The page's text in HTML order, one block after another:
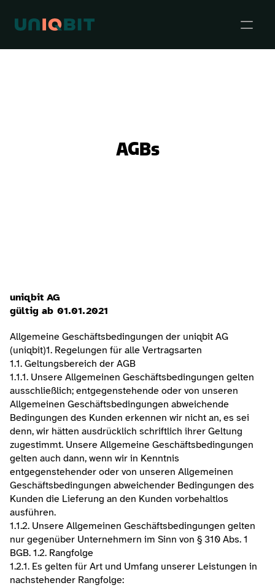
AGBs
uniqbit AG
gültig ab 01.01.2021
Allgemeine Geschäftsbedingungen der uniqbit AG
(uniqbit)​1. Regelungen für alle Vertragsarten
1.1. Geltungsbereich der AGB
1.1.1. Unsere Allgemeinen Geschäftsbedingungen gelten
ausschließlich; entgegenstehende oder von unseren
Allgemeinen Geschäftsbedingungen abweichende
Bedingungen des Kunden erkennen wir nicht an, es sei
denn, wir hätten ausdrücklich schriftlich ihrer Geltung
zugestimmt. Unsere Allgemeine Geschäftsbedingungen
gelten auch dann, wenn wir in Kenntnis
entgegenstehender oder von unseren Allgemeinen
Geschäftsbedingungen abweichender Bedingungen des
Kunden die Lieferung an den Kunden vorbehaltlos
ausführen.
1.1.2. Unsere Allgemeinen Geschäftsbedingungen gelten
nur gegenüber Unternehmern im Sinn von § 310 Abs. 1
BGB. 1.2. Rangfolge
1.2.1. Es gelten für Art und Umfang unserer Leistungen in
nachstehender Rangfolge: